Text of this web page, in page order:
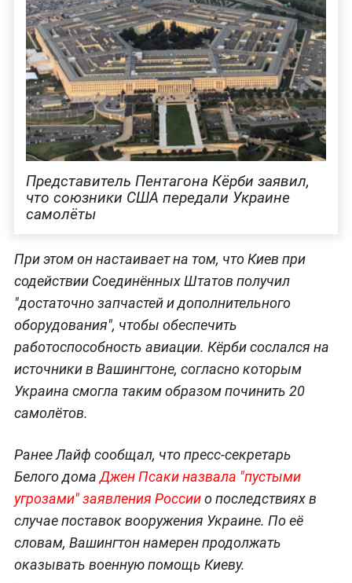
Представитель Пентагона Кёрби заявил,
что союзники США передали Украине
самолёты
При этом он настаивает на том, что Киев при
содействии Соединённых Штатов получил
"достаточно запчастей и дополнительного
оборудования", чтобы обеспечить
работоспособность авиации. Кёрби сослался на
источники в Вашингтоне, согласно которым
Украина смогла таким образом починить 20
самолётов.
Ранее Лайф сообщал, что пресс-секретарь
Белого домаДжен Псаки назвала "пустыми
угрозами" заявления Россиио последствиях в
случае поставок вооружения Украине. По её
словам, Вашингтон намерен продолжать
оказывать военную помощь Киеву.